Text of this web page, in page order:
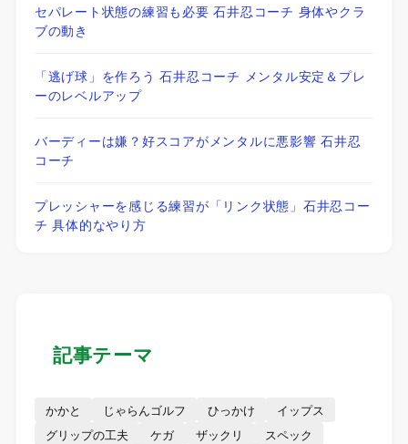
セパレート状態の練習も必要 石井忍コーチ 身体やクラ
ブの動き
「逃げ球」を作ろう 石井忍コーチ メンタル安定＆プレ
ーのレベルアップ
バーディーは嫌？好スコアがメンタルに悪影響 石井忍
コーチ
プレッシャーを感じる練習が「リンク状態」石井忍コー
チ 具体的なやり方
記事テーマ
かかと じゃらんゴルフ ひっかけ
イップス
グリップの工夫
ケガ ザックリ
スペック